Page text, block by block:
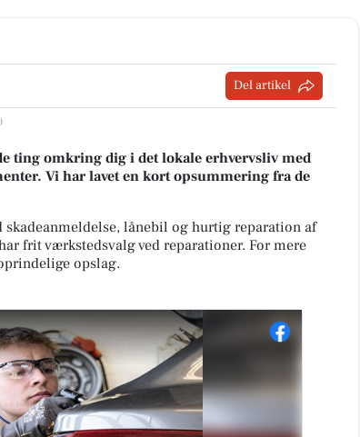
Del artikel
ting omkring dig i det lokale erhvervsliv med
Vi har lavet en kort opsummering fra de
lånebil og hurtig reparation af
frit værkstedsvalg ved reparationer. For mere
opslag.